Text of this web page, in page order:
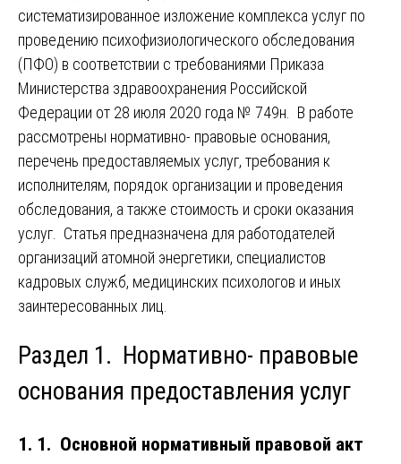
систематизированное изложение комплекса услуг по
проведению психофизиологического обследования
(ПФО) в соответствии с требованиями Приказа
Министерства здравоохранения Российской
Федерации от 28 июля 2020 года № 749н. В работе
рассмотрены нормативно- правовые основания,
перечень предоставляемых услуг, требования к
исполнителям, порядок организации и проведения
обследования, а также стоимость и сроки оказания
услуг. Статья предназначена для работодателей
организаций атомной энергетики, специалистов
кадровых служб, медицинских психологов и иных
заинтересованных лиц.
Раздел 1. Нормативно- правовые
основания предоставления услуг
1. 1. Основной нормативный правовой акт